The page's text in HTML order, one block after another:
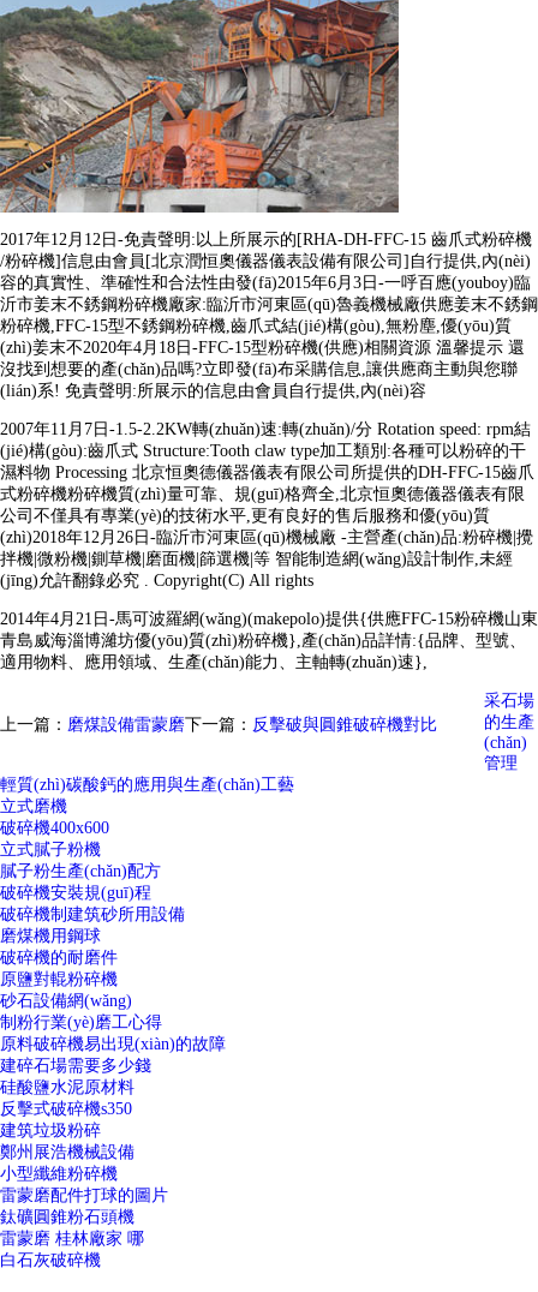
2017年12月12日-免責聲明:以上所展示的[RHA-DH-FFC-15 齒爪式粉碎機
/粉碎機]信息由會員[北京潤恒奧儀器儀表設備有限公司]自行提供,內(nèi)
容的真實性、準確性和合法性由發(fā)2015年6月3日-一呼百應(youboy)臨
沂市姜末不銹鋼粉碎機廠家:臨沂市河東區(qū)魯義機械廠供應姜末不銹鋼
粉碎機,FFC-15型不銹鋼粉碎機,齒爪式結(jié)構(gòu),無粉塵,優(yōu)質
(zhì)姜末不2020年4月18日-FFC-15型粉碎機(供應)相關資源 溫馨提示 還
沒找到想要的產(chǎn)品嗎?立即發(fā)布采購信息,讓供應商主動與您聯
(lián)系! 免責聲明:所展示的信息由會員自行提供,內(nèi)容
2007年11月7日-1.5-2.2KW轉(zhuǎn)速:轉(zhuǎn)/分 Rotation speed: rpm結
(jié)構(gòu):齒爪式 Structure:Tooth claw type加工類別:各種可以粉碎的干
濕料物 Processing 北京恒奧德儀器儀表有限公司所提供的DH-FFC-15齒爪
式粉碎機粉碎機質(zhì)量可靠、規(guī)格齊全,北京恒奧德儀器儀表有限
公司不僅具有專業(yè)的技術水平,更有良好的售后服務和優(yōu)質
(zhì)2018年12月26日-臨沂市河東區(qū)機械廠 -主營產(chǎn)品:粉碎機|攪
拌機|微粉機|鍘草機|磨面機|篩選機|等 智能制造網(wǎng)設計制作,未經
(jīng)允許翻錄必究 . Copyright(C) All rights
2014年4月21日-馬可波羅網(wǎng)(makepolo)提供{供應FFC-15粉碎機山東
青島威海淄博濰坊優(yōu)質(zhì)粉碎機},產(chǎn)品詳情:{品牌、型號、
適用物料、應用領域、生產(chǎn)能力、主軸轉(zhuǎn)速},
上一篇： 磨煤設備雷蒙磨下一篇： 反擊破與圓錐破碎機對比
采石場
的生產
(chǎn)
管理
輕質(zhì)碳酸鈣的應用與生產(chǎn)工藝
立式磨機
破碎機400x600
立式膩子粉機
膩子粉生產(chǎn)配方
破碎機安裝規(guī)程
破碎機制建筑砂所用設備
磨煤機用鋼球
破碎機的耐磨件
原鹽對輥粉碎機
砂石設備網(wǎng)
制粉行業(yè)磨工心得
原料破碎機易出現(xiàn)的故障
建碎石場需要多少錢
硅酸鹽水泥原材料
反擊式破碎機s350
建筑垃圾粉碎
鄭州展浩機械設備
小型纖維粉碎機
雷蒙磨配件打球的圖片
鈦礦圓錐粉石頭機
雷蒙磨 桂林廠家 哪
白石灰破碎機